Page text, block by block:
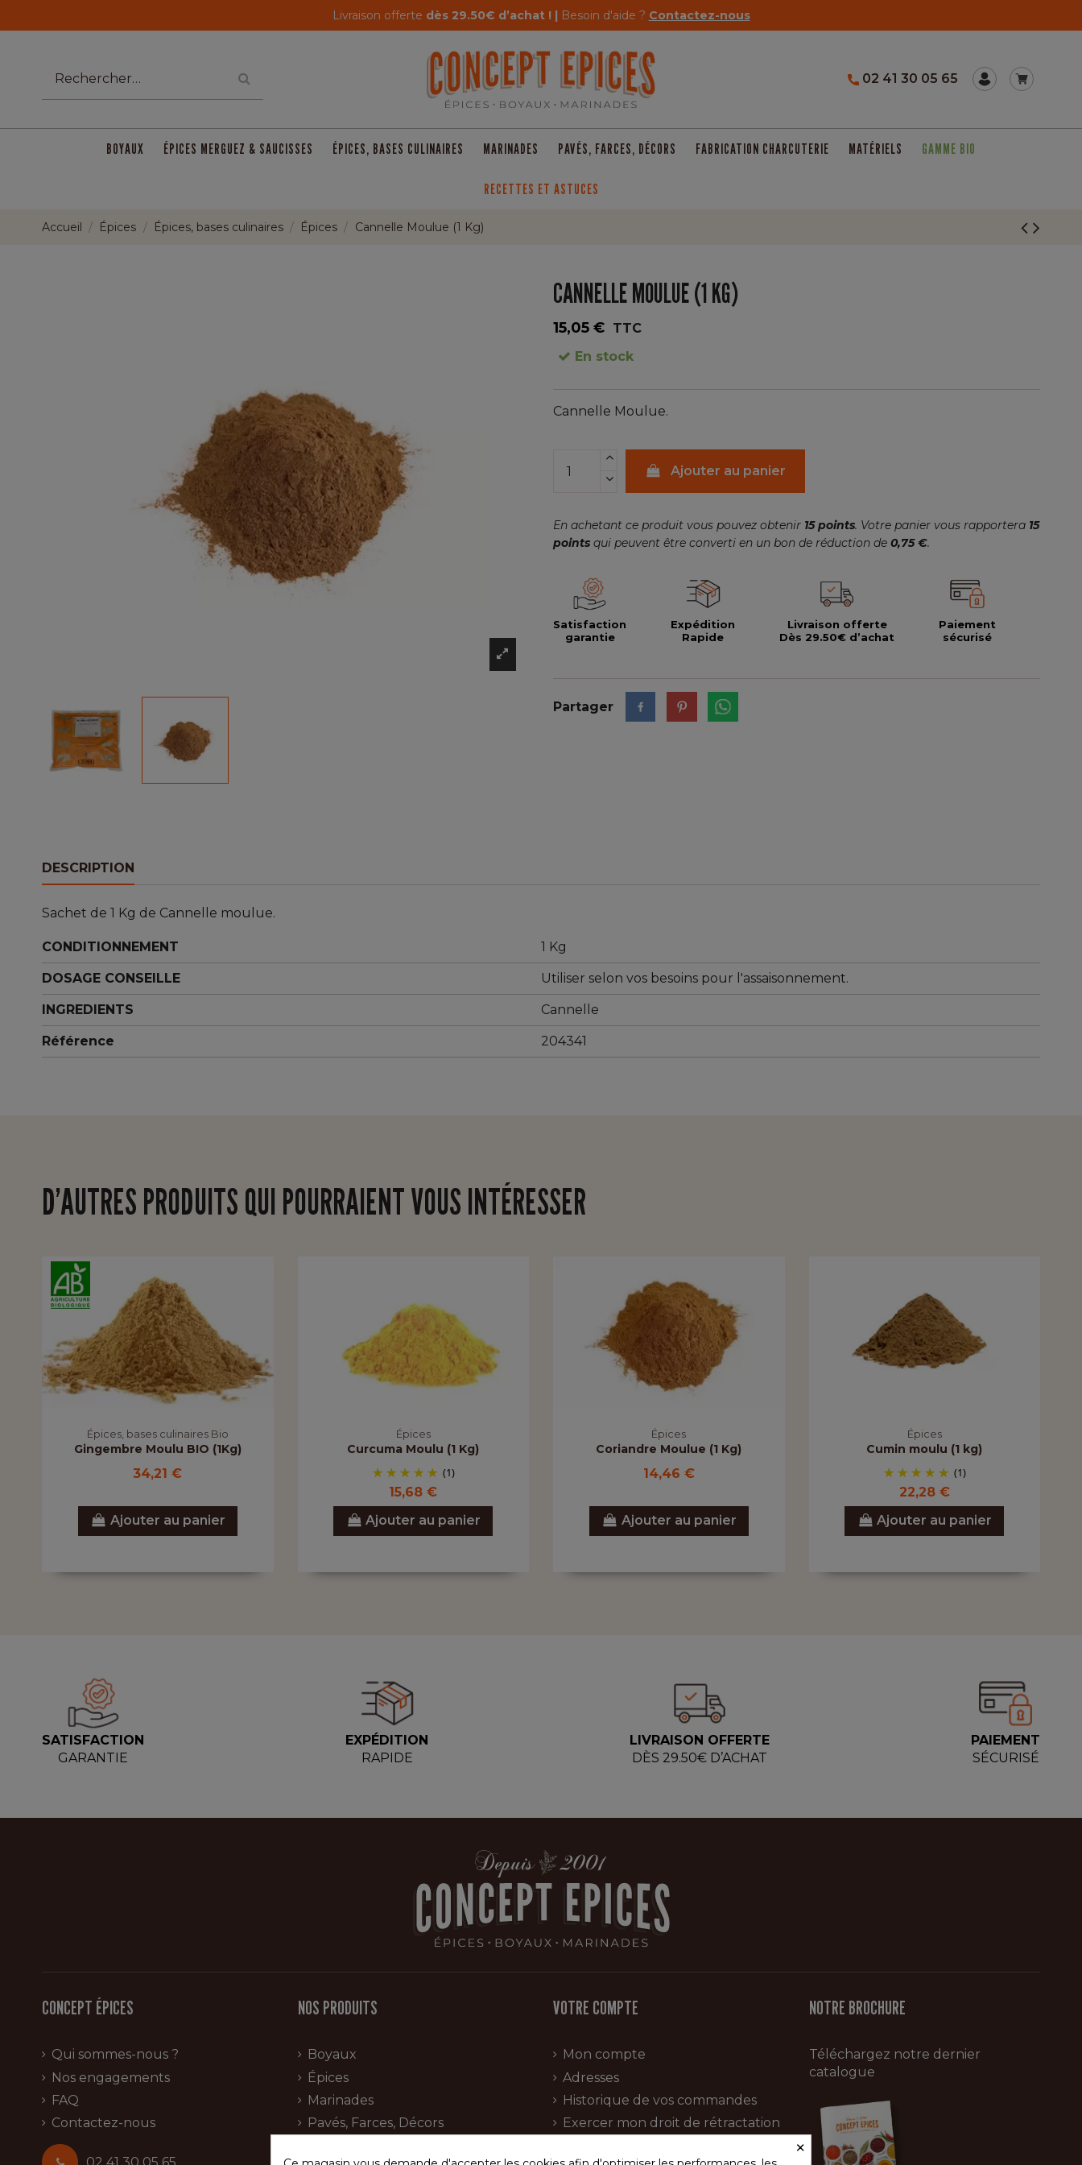
Livraison offerte dès 29.50€ d’achat ! | Besoin d'aide ? Contactez-nous
02 41 30 05 65
BOYAUX ÉPICES MERGUEZ & SAUCISSES ÉPICES, BASES CULINAIRES MARINADES PAVÉS, FARCES, DÉCORS FABRICATION CHARCUTERIE MATÉRIELS GAMME BIO
RECETTES ET ASTUCES
Accueil Épices Épices, bases culinaires Épices Cannelle Moulue (1 Kg)
CANNELLE MOULUE (1 KG)
15,05 € TTC
En stock
Cannelle Moulue.
Ajouter au panier
En achetant ce produit vous pouvez obtenir 15 points. Votre panier vous rapportera 15
points qui peuvent être converti en un bon de réduction de 0,75 €.
Satisfaction
garantie
Expédition
Rapide
Livraison offerte
Dès 29.50€ d’achat
Paiement
sécurisé
Partager
DESCRIPTION
Sachet de 1 Kg de Cannelle moulue.
CONDITIONNEMENT 1 Kg
DOSAGE CONSEILLE Utiliser selon vos besoins pour l'assaisonnement.
INGREDIENTS Cannelle
Référence 204341
D’AUTRES PRODUITS QUI POURRAIENT VOUS INTÉRESSER
Épices, bases culinaires Bio
Gingembre Moulu BIO (1Kg)
34,21 €
Ajouter au panier
Épices
Curcuma Moulu (1 Kg)
(1)
15,68 €
Ajouter au panier
Épices
Coriandre Moulue (1 Kg)
14,46 €
Ajouter au panier
Épices
Cumin moulu (1 kg)
(1)
22,28 €
Ajouter au panier
SATISFACTION
GARANTIE
EXPÉDITION
RAPIDE
LIVRAISON OFFERTE
DÈS 29.50€ D’ACHAT
PAIEMENT
SÉCURISÉ
CONCEPT ÉPICES
Qui sommes-nous ?
Nos engagements
FAQ
Contactez-nous
NOS PRODUITS
Boyaux
Épices
Marinades
Pavés, Farces, Décors
VOTRE COMPTE
Mon compte
Adresses
Historique de vos commandes
Exercer mon droit de rétractation
NOTRE BROCHURE
Téléchargez notre dernier
catalogue
×